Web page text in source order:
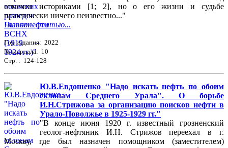
отмечен историками [1; 2], но о его жизни и судьбе
практически ничего неизвестно..."
Читать статью...
Год издания: 2022
№ журнала: 10
Стр. : 124-128
Ю.В.Евдошенко "Надо искать нефть по обоим
склонам Среднего Урала". О борьбе
И.Н.Стрижова за организацию поисков нефти в
Урало-Поволжье в 1925-1929 гг."
"В конце июня 1920 г. известный грозненский
геолог-нефтяник И.Н. Стрижов переехал в г.
Москву, где был назначен помощником (заместителем)